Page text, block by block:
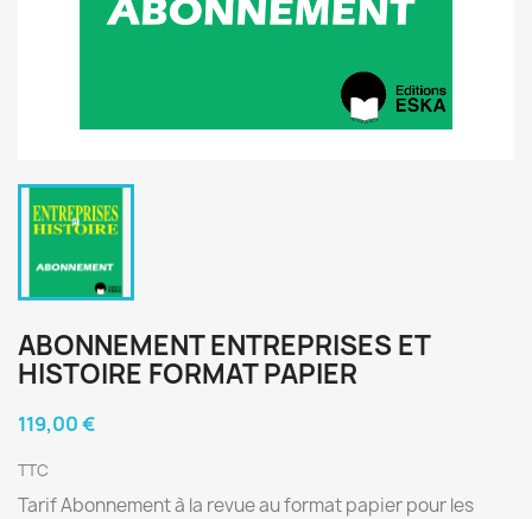
ABONNEMENT ENTREPRISES ET
HISTOIRE FORMAT PAPIER
119,00 €
TTC
Tarif Abonnement à la revue au format papier pour les